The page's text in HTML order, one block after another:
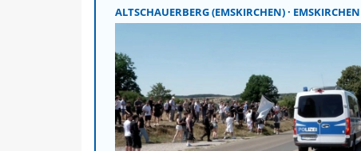
ALTSCHAUERBERG (EMSKIRCHEN) EMSKIRCHEN